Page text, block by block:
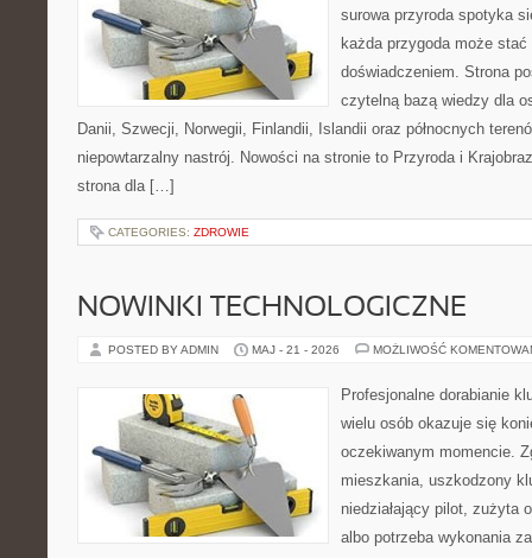
surowa przyroda spotyka
każda przygoda może
doświadczeniem. Strona
czytelną bazą wiedzy dla
Danii, Szwecji, Norwegii, Finlandii, Islandii oraz północnych
niepowtarzalny nastrój. Nowości na stronie to Przyroda i
strona dla […]
CATEGORIES: ZDROWIE
NOWINKI TECHNOLOGICZNE
POSTED BY ADMIN MAJ - 21 - 2026 MOŻLIWOŚĆ
Profesjonalne dorabianie
wielu osób okazuje się
oczekiwanym momencie.
mieszkania, uszkodzony
niedziałający pilot, zużyta
albo potrzeba wykonania